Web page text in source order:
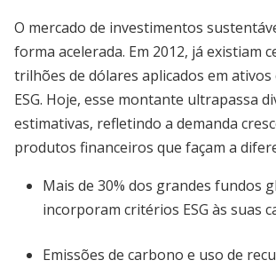
O mercado de investimentos
forma acelerada. Em 2012, já existiam
trilhões de dólares aplicados em
ESG. Hoje, esse montante ultrapassa
estimativas, refletindo a demanda
produtos financeiros que façam a
Mais de 30% dos grandes fundos
incorporam critérios ESG às suas
Emissões de carbono e uso de